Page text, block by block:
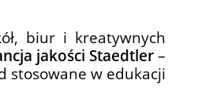
biur i kreatywnych
jakości Staedtler –
stosowane w edukacji